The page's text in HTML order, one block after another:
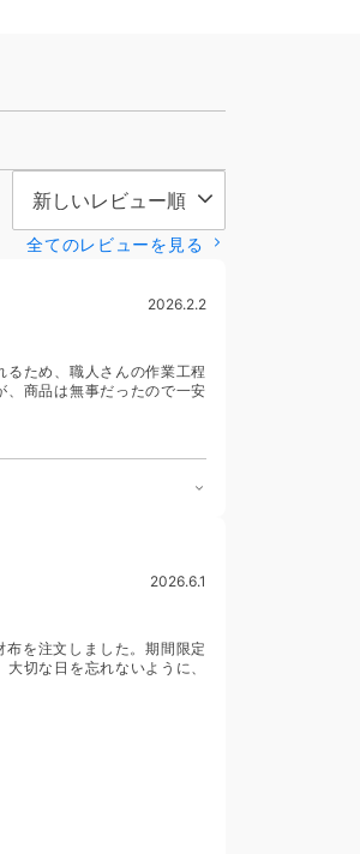
全てのレビューを見る
2026.2.2
ため、職人さんの作業工程
、商品は無事だったので一安
2026.6.1
を注文しました。期間限定
切な日を忘れないように、